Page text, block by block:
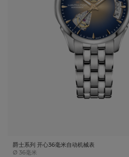
爵士系列 开心36毫米自动机械表
Ø Case size
36毫米